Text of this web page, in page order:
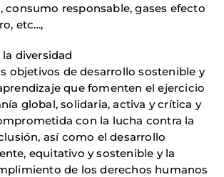
consumo responsable, gases efecto
etc…,
la diversidad
objetivos de desarrollo sostenible y
que fomenten el ejercicio
global, solidaria, activa y crítica y
con la lucha contra la
así como el desarrollo
equitativo y sostenible y la
de los derechos humanos